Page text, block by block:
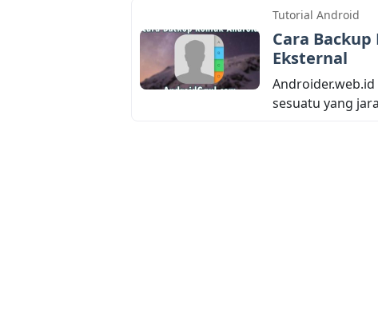
Tutorial Android
Cara
Eksternal
sesuatu yang